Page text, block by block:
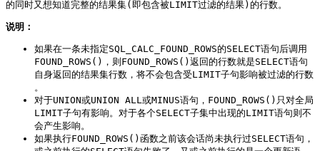
的同时又想知道完整的结果集(即包含被LIMIT过滤的结果)的行数。
说明：
如果在一条未指定SQL_CALC_FOUND_ROWS的SELECT语句后调用
FOUND_ROWS()，则FOUND_ROWS()返回的行数就是SELECT语句
自身返回的结果集行数，将不会包含受LIMIT子句影响被过滤的行数
。
对于UNION或UNION ALL或MINUS语句，FOUND_ROWS()只对全局
LIMIT子句有影响。对于各个SELECT子集中出现的LIMIT语句则不
会产生影响。
如果执行FOUND_ROWS()函数之前该会话尚未执行过SELECT语句，